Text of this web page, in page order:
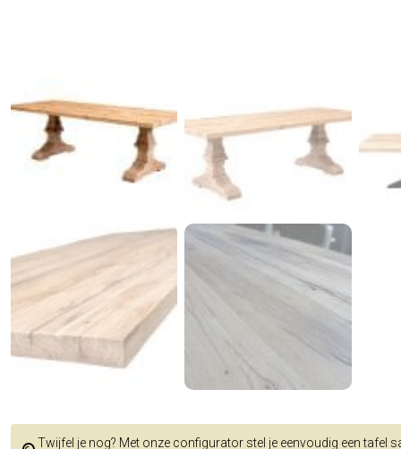
Twijfel je nog? Met onze configurator stel je eenvoudig een tafel